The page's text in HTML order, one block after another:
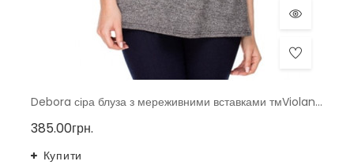
Debora сіра блуза з мереживними вставками тмViolana, Польща
385.00грн.
Купити